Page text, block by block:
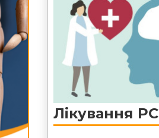
Лікування РС